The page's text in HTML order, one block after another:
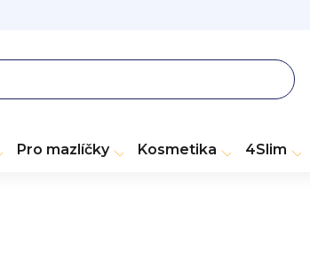
Pro mazlíčky Kosmetika 4Slim